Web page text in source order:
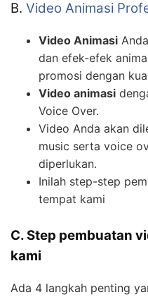
B. Video Animasi
Video Animasi
dan efek-efek
promosi dengan
Video animasi
Voice Over.
Video Anda akan
music serta voice
diperlukan.
Inilah step-step
tempat kami
C. Step pembuatan
kami
Ada 4 langkah penting